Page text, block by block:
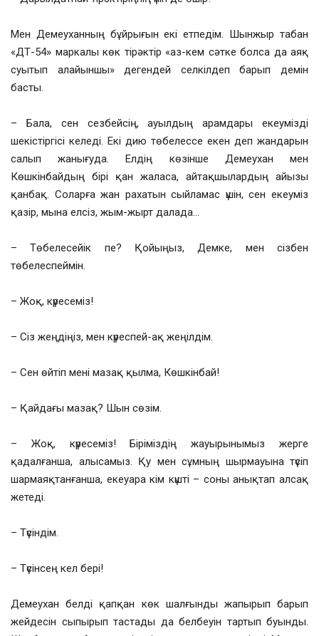
Мен Демеуханның бұйрығын екі етпедім. Шынжыр табан
«ДТ-54» маркалы көк тірәктір «аз-кем сәтке болса да аяқ
суытып алайыншы» дегендей селкілдеп барып демін
басты.
– Бала, сен сезбейсің, ауылдың арамдары екеумізді
шекістіргісі келеді. Екі дию төбелессе екен деп жандарын
салып жанығуда. Елдің көзінше Демеухан мен
Көшкінбайдың бірі қан жаласа, айтақшылардың айызы
қанбақ. Соларға жан рахатын сыйламас үшін, сен екеуміз
қазір, мына елсіз, жым-жырт далада…
– Төбелесейік пе? Қойыңыз, Демке, мен сізбен
төбелеспеймін.
– Жоқ, күресеміз!
– Сіз жеңдіңіз, мен күреспей-ақ жеңілдім.
– Сен өйтіп мені мазақ қылма, Көшкінбай!
– Қайдағы мазақ? Шын сөзім.
– Жоқ, күресеміз! Біріміздің жауырынымыз жерге
қадалғанша, алысамыз. Қу мен сұмның шырмауына түсіп
шармаяқтанғанша, екеуара кім күшті – соны анықтап алсақ
жетеді.
– Түсіндім.
– Түсінсең кел бері!
Демеухан белді қапқан көк шалғынды жапырып барып
жейдесін сыпырып тастады да белбеуін тартып буынды.